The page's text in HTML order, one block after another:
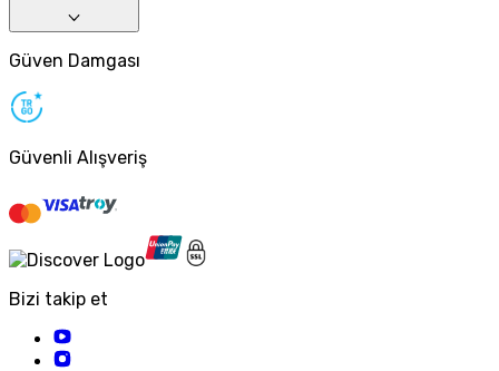
Güven Damgası
Güvenli Alışveriş
Bizi takip et